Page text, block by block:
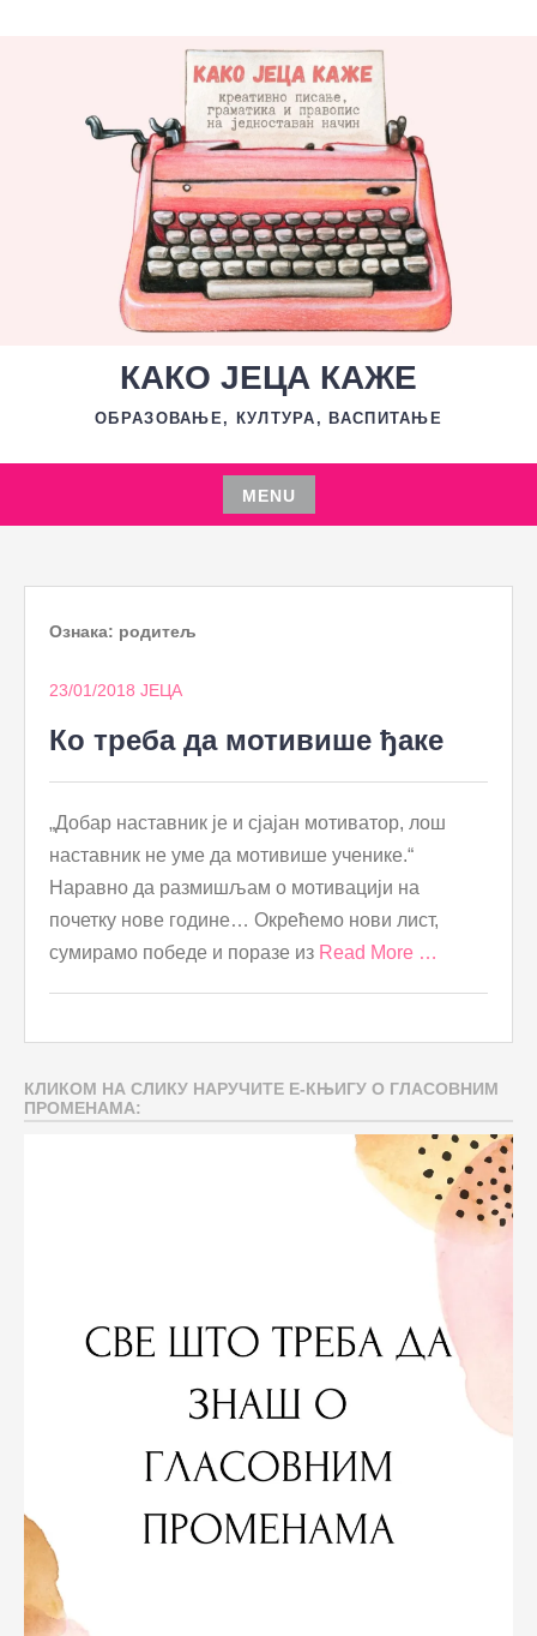
КАКО ЈЕЦА КАЖЕ
ОБРАЗОВАЊЕ, КУЛТУРА, ВАСПИТАЊЕ
MENU
Skip
content
Ознака: родитељ
23/01/2018 ЈЕЦА
Ко треба да мотивише ђаке
„Добар наставник је и сјајан мотиватор, лош
наставник не уме да мотивише ученике.“
Наравно да размишљам о мотивацији на
почетку нове године… Окрећемо нови лист,
сумирамо победе и поразе из Read More …
КЛИКОМ НА СЛИКУ НАРУЧИТЕ Е-КЊИГУ О ГЛАСОВНИМ
ПРОМЕНАМА: